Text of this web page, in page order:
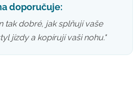
doporučuje:
tak dobré, jak splňují vaše
jízdy a kopírují vaši nohu."